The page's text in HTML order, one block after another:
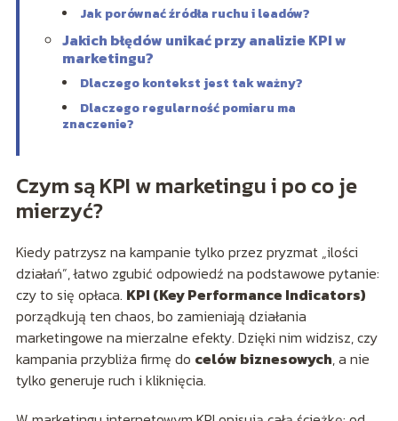
Jak porównać źródła ruchu i leadów?
Jakich błędów unikać przy analizie KPI w
marketingu?
Dlaczego kontekst jest tak ważny?
Dlaczego regularność pomiaru ma
znaczenie?
Czym są KPI w marketingu i po co je
mierzyć?
Kiedy patrzysz na kampanie tylko przez pryzmat „ilości
działań”, łatwo zgubić odpowiedź na podstawowe pytanie:
czy to się opłaca. KPI (Key Performance Indicators)
porządkują ten chaos, bo zamieniają działania
marketingowe na mierzalne efekty. Dzięki nim widzisz, czy
kampania przybliża firmę do celów biznesowych, a nie
tylko generuje ruch i kliknięcia.